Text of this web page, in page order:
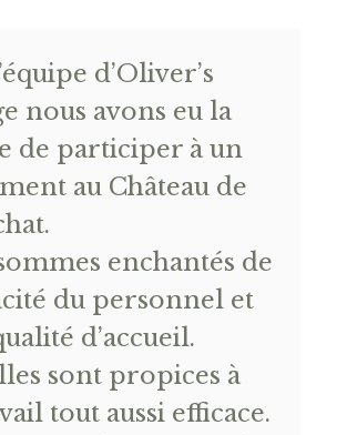
d’Oliver’s
nous avons eu la
de participer à un
au Château de
enchantés de
du personnel et
d’accueil.
sont propices à
tout aussi efficace.